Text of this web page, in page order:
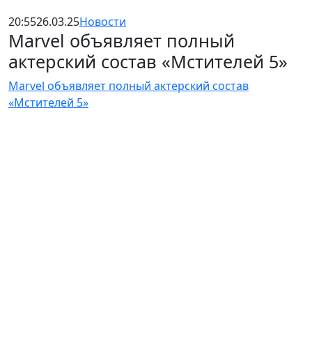
20:5526.03.25Новости
Marvel объявляет полный
актерский состав «Мстителей 5»
Marvel объявляет полный актерский состав
«Мстителей 5»